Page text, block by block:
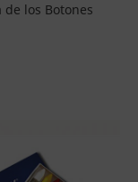
de los Botones